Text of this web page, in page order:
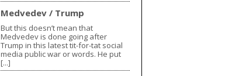
Medvedev / Trump
But this doesn’t mean that
Medvedev is done going after
Trump in this latest tit-for-tat social
media public war or words. He put
[...]